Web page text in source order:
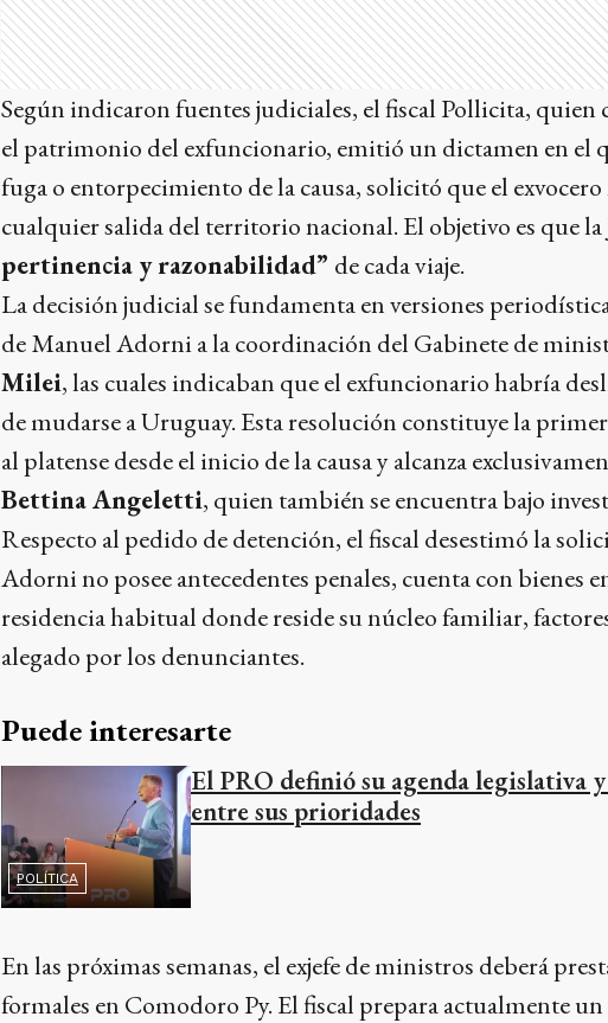
Según indicaron fuentes judiciales, el fiscal Pollicita, quien
el patrimonio del exfuncionario, emitió un dictamen en el
fuga o entorpecimiento de la causa, solicitó que el
cualquier salida del territorio nacional. El objetivo es que
pertinencia y razonabilidad” de cada viaje.
La decisión judicial se fundamenta en versiones
deManuel Adorni a la coordinación del Gabinete de
Milei, las cuales indicaban que el exfuncionario habría
de mudarse a Uruguay. Esta resolución constituye la
al platense desde el inicio de la causa y alcanza
Bettina Angeletti, quien también se encuentra bajo
Respecto al pedido de detención, el fiscal desestimó la
Adorni no posee antecedentes penales, cuenta con bienes
residencia habitual donde reside su núcleo familiar,
alegado por los denunciantes.
Puede interesarte
POLÍTICA
El PRO definió su agenda legislativa
entre sus prioridades
En las próximas semanas, el exjefe de ministros deberá
formales en Comodoro Py. El fiscal prepara actualmente